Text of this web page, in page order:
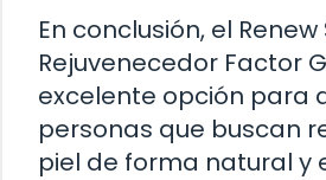
En conclusión, el
Rejuvenecedor Factor
excelente opción para
personas que buscan
piel de forma natural y